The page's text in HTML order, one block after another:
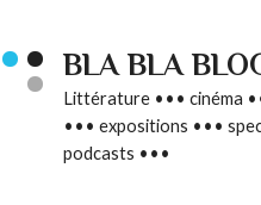
BLA BLA
Littérature ••• cinéma
••• expositions •••
podcasts •••